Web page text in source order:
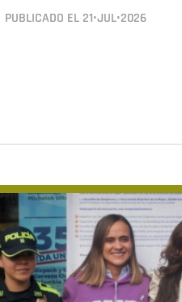
PUBLICADO EL 21•JUL•2026